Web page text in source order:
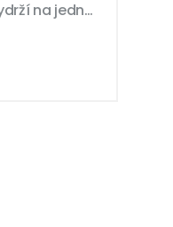
na jedno